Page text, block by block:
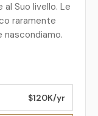
Suo livello. Le
raramente
nascondiamo.
$120K/yr